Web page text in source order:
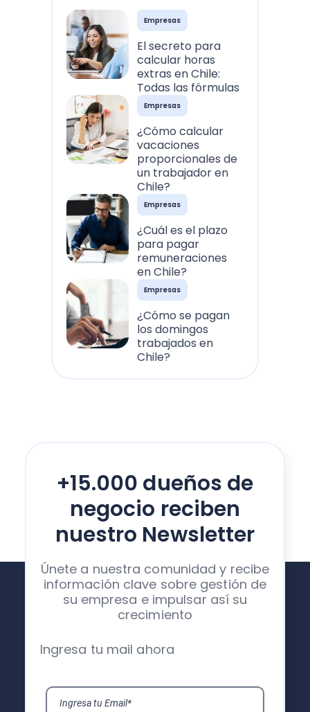
Empresas
El secreto para
calcular horas
extras en Chile:
Todas las fórmulas
Empresas
¿Cómo calcular
vacaciones
proporcionales de
un trabajador en
Chile?
Empresas
¿Cuál es el plazo
para pagar
remuneraciones
en Chile?
Empresas
¿Cómo se pagan
los domingos
trabajados en
Chile?
+15.000 dueños de
negocio reciben
nuestro Newsletter
Únete a nuestra comunidad y recibe
información clave sobre gestión de
su empresa e impulsar así su
crecimiento
Ingresa tu mail ahora